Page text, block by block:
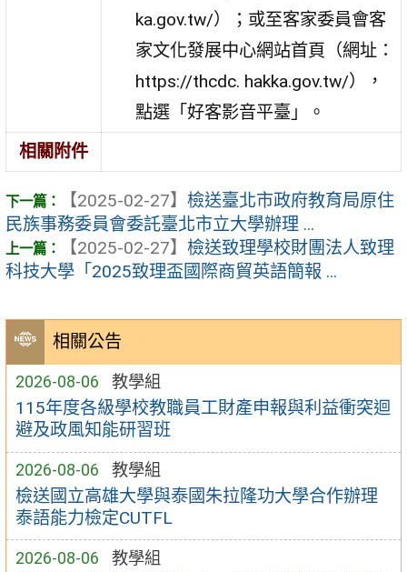
相關公告
2026-08-06 教學組
115年度各級學校教職員工財產申報與利益衝突迴
避及政風知能研習班
2026-08-06 教學組
檢送國立高雄大學與泰國朱拉隆功大學合作辦理
泰語能力檢定CUTFL
2026-08-06 教學組
ka.gov.tw/）；或至客家委員會客
家文化發展中心網站首頁（網址：
https://thcdc. hakka.gov.tw/），
點選「好客影音平臺」。
相關附件
【2025-02-27】 檢送臺北市政府教育局原住
民族事務委員會委託臺北市立大學辦理 ...
【2025-02-27】 檢送致理學校財團法人致理
科技大學「2025致理盃國際商貿英語簡報 ...